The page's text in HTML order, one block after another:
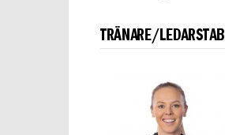
TRÄNARE/LEDARSTAB